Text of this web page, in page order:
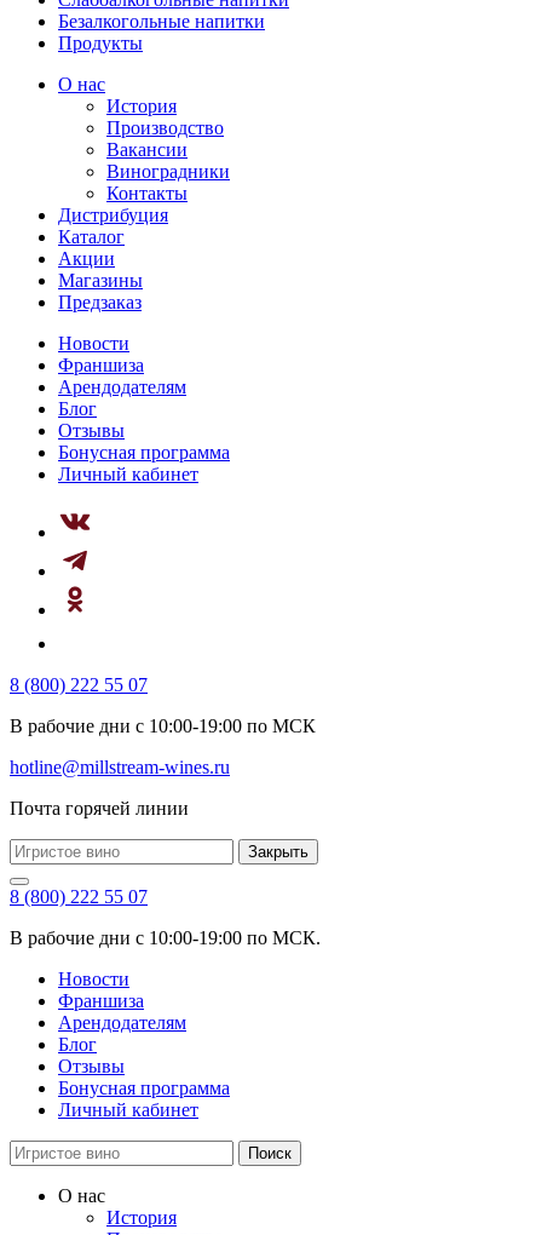
Безалкогольные напитки
Продукты
О нас
История
Производство
Вакансии
Виноградники
Контакты
Дистрибуция
Каталог
Акции
Магазины
Предзаказ
Новости
Франшиза
Арендодателям
Блог
Отзывы
Бонусная программа
Личный кабинет
8 (800) 222 55 07
В рабочие дни с 10:00-19:00 по МСК
hotline@millstream-wines.ru
Почта горячей линии
Закрыть
8 (800) 222 55 07
В рабочие дни с 10:00-19:00 по МСК.
Новости
Франшиза
Арендодателям
Блог
Отзывы
Бонусная программа
Личный кабинет
Поиск
О нас
История